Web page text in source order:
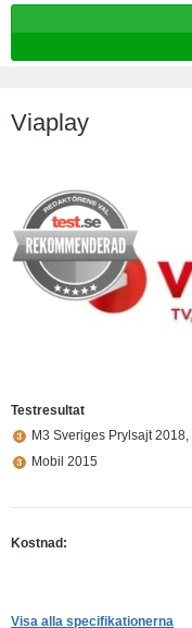
Viaplay
Testresultat
M3 Sveriges Prylsajt 2018,
Mobil 2015
Kostnad:
Visa alla specifikationerna